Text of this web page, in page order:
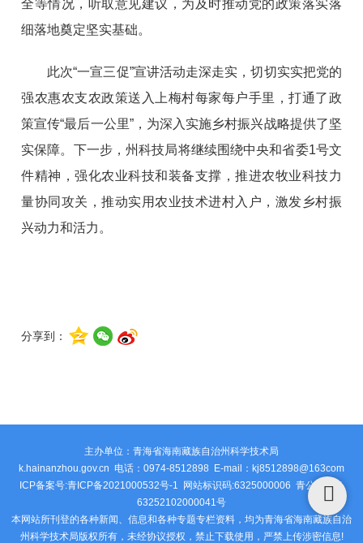
全等情况，听取意见建议，为及时推动党的政策落实落
细落地奠定坚实基础。
此次“一宣三促”宣讲活动走深走实，切切实实把党的
强农惠农支农政策送入上梅村每家每户手里，打通了政
策宣传“最后一公里”，为深入实施乡村振兴战略提供了坚
实保障。 下一步，州科技局将继续围绕中央和省委1号文
件精神，强化农业科技和装备支撑，推进农牧业科技力
量协同攻关，推动实用农业技术进村入户，激发乡村振
兴动力和活力。
分享到：
主办单位：青海省海南藏族自治州科学技术局
k.hainanzhou.gov.cn 电话：0974-8512898 E-mail：kj8512898@163com
ICP备案号:青ICP备2021000532号-1 网站标识码:6325000006 青公安网备
63252102000041号
本网站所刊登的各种新闻、信息和各种专题专栏资料，均为青海省海南藏族自治
州科学技术局版权所有，未经协议授权，禁止下载使用，严禁上传涉密信息!